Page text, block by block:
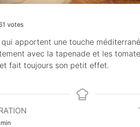
votes
qui apportent une touche
avec la tapenade et les
fait toujours son petit effet.
m
min